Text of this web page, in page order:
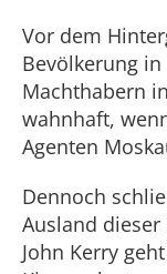
Vor dem
Bevölkerung
Machthabern
wahnhaft,
Agenten
Dennoch
Ausland
John Kerry